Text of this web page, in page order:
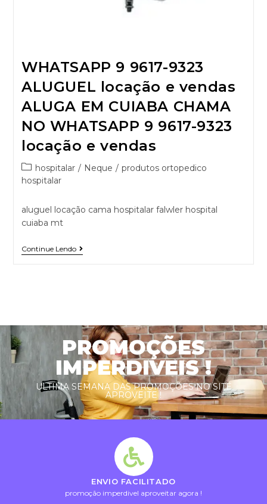
WHATSAPP 9 9617-9323
ALUGUEL locação e vendas
ALUGA EM CUIABA CHAMA
NO WHATSAPP 9 9617-9323
locação e vendas
hospitalar / Neque / produtos ortopedico
hospitalar
aluguel locação cama hospitalar falwler hospital
cuiaba mt
Continue Lendo
PROMOÇÕES
IMPERDIVEIS !
ULTIMA SEMANA DAS PROMOÇÕES NO SITE
APROVEITE !
ENVIO FACILITADO
promoção imperdivel aproveitar agora !